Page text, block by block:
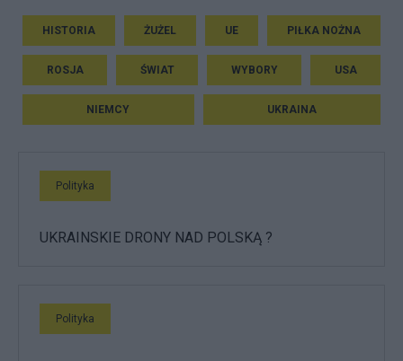
HISTORIA ŻUŻEL UE PIŁKA NOŻNA
ROSJA ŚWIAT WYBORY USA
NIEMCY UKRAINA
Polityka
UKRAINSKIE DRONY NAD POLSKĄ ?
Polityka